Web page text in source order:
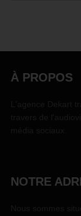
À PROPOS
NOTRE